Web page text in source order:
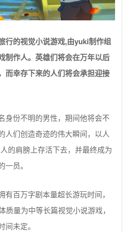
行的视觉小说游戏,由yuki制作组
制作人。英雄们将会在万年以后
而幸存下来的人们将会承担迎接
身份不明的男性，期间他将会不
人们创造奇迹的伟大瞬间，以人
的肩膀上存活下去，并最终成为
员。
百万字剧本量超长游玩时间，
质量为中等长篇视觉小说游戏，
未定。